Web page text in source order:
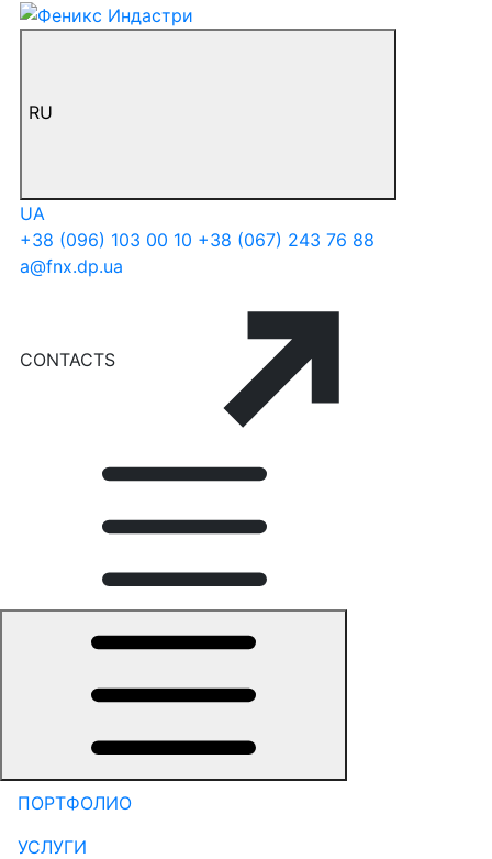
RU
UA
+38 (096) 103 00 10 +38 (067) 243 76 88
a@fnx.dp.ua
CONTACTS
ПОРТФОЛИО
УСЛУГИ